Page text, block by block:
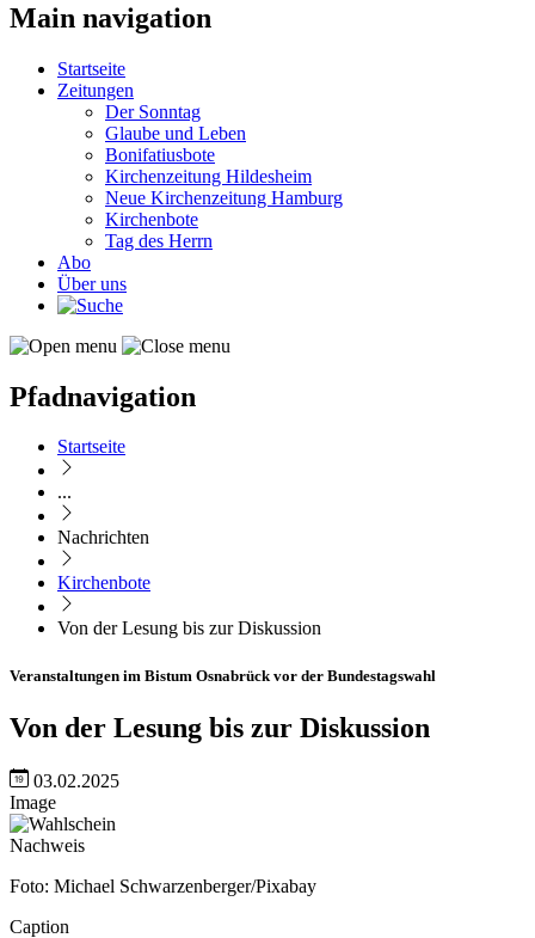
Main navigation
Startseite
Zeitungen
Der Sonntag
Glaube und Leben
Bonifatiusbote
Kirchenzeitung Hildesheim
Neue Kirchenzeitung Hamburg
Kirchenbote
Tag des Herrn
Abo
Über uns
Pfadnavigation
Startseite
...
Nachrichten
Kirchenbote
Von der Lesung bis zur Diskussion
Veranstaltungen im Bistum Osnabrück vor der Bundestagswahl
Von der Lesung bis zur Diskussion
03.02.2025
Image
Nachweis
Foto: Michael Schwarzenberger/Pixabay
Caption